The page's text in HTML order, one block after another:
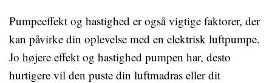
Pumpeeffekt og hastighed er også vigtige faktorer, der
kan påvirke din oplevelse med en elektrisk luftpumpe.
Jo højere effekt og hastighed pumpen har, desto
hurtigere vil den puste din luftmadras eller dit